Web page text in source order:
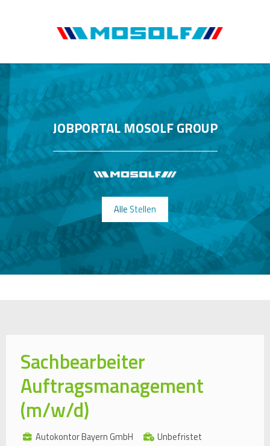
JOBPORTAL MOSOLF GROUP
Alle Stellen
Sachbearbeiter
Auftragsmanagement
(m/w/d)
Autokontor Bayern GmbH
Unbefristet